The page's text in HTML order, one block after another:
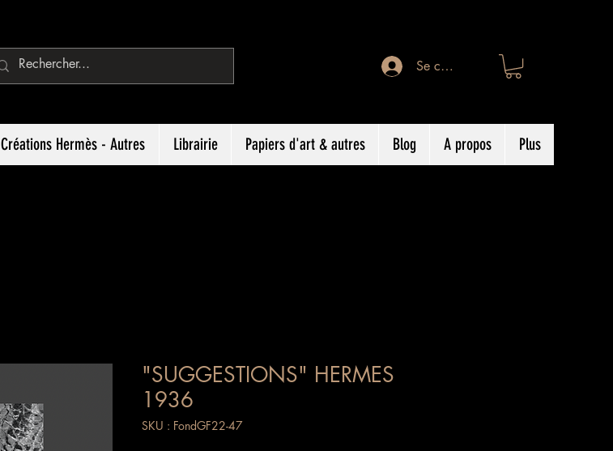
Se connecter
Créations Hermès - Autres Librairie Papiers d'art & autres Blog A propos Plus
"SUGGESTIONS" HERMES
1936
SKU : FondGF22-47